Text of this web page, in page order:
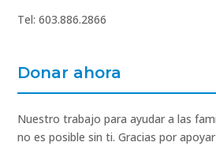
Tel: 603.886.2866
Donar ahora
Nuestro trabajo para ayudar a las
no es posible sin ti. Gracias por